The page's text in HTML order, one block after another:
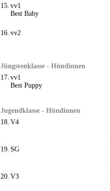
15. vv1
Best Baby
16. vv2
Jüngstenklasse - Hündinnen
17. vv1
Best Puppy
Jugendklasse - Hündinnen
18. V4
19. SG
20. V3